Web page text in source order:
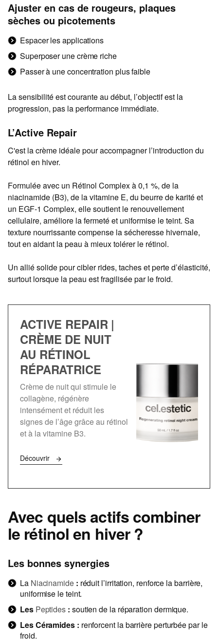
Ajuster en cas de rougeurs, plaques
sèches ou picotements
Espacer les applications
Superposer une crème riche
Passer à une concentration plus faible
La sensibilité est courante au début, l’objectif est la
progression, pas la performance immédiate.
L’Active Repair
C'est la crème idéale pour accompagner l’introduction du
rétinol en hiver.
Formulée avec un Rétinol Complex à 0,1 %, de la
niacinamide (B3), de la vitamine E, du beurre de karité et
un EGF-1 Complex, elle soutient le renouvellement
cellulaire, améliore la fermeté et uniformise le teint. Sa
texture nourrissante compense la sécheresse hivernale,
tout en aidant la peau à mieux tolérer le rétinol.
Un allié solide pour cibler rides, taches et perte d’élasticité,
surtout lorsque la peau est fragilisée par le froid.
ACTIVE REPAIR |
CRÈME DE NUIT
AU RÉTINOL
RÉPARATRICE
Crème de nuit qui stimule le
collagène, régénère
intensément et réduit les
signes de l’âge grâce au rétinol
et à la vitamine B3.
Découvrir
Avec quels actifs combiner
le rétinol en hiver ?
Les bonnes synergies
La Niacinamide: réduit l’irritation, renforce la barrière,
uniformise le teint.
Les Peptides : soutien de la réparation dermique.
Les Céramides : renforcent la barrière perturbée par le
froid.